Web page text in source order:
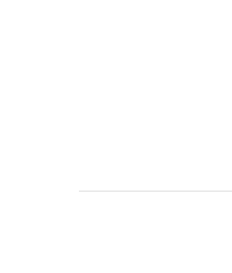
های فرآیندی نیز اطلاق می‌شود.